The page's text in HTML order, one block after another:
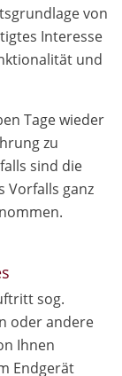
von
Interesse
und
Tage wieder
zu
sind die
Vorfalls ganz
sog.
oder andere
Ihnen
Endgerät